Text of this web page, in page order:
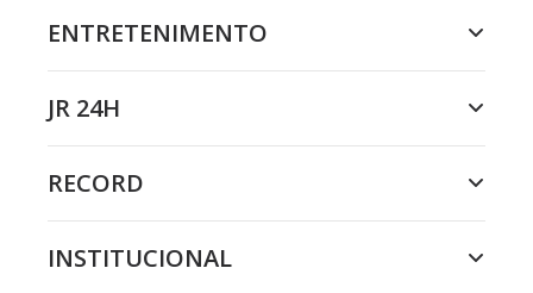
ENTRETENIMENTO
JR 24H
RECORD
INSTITUCIONAL